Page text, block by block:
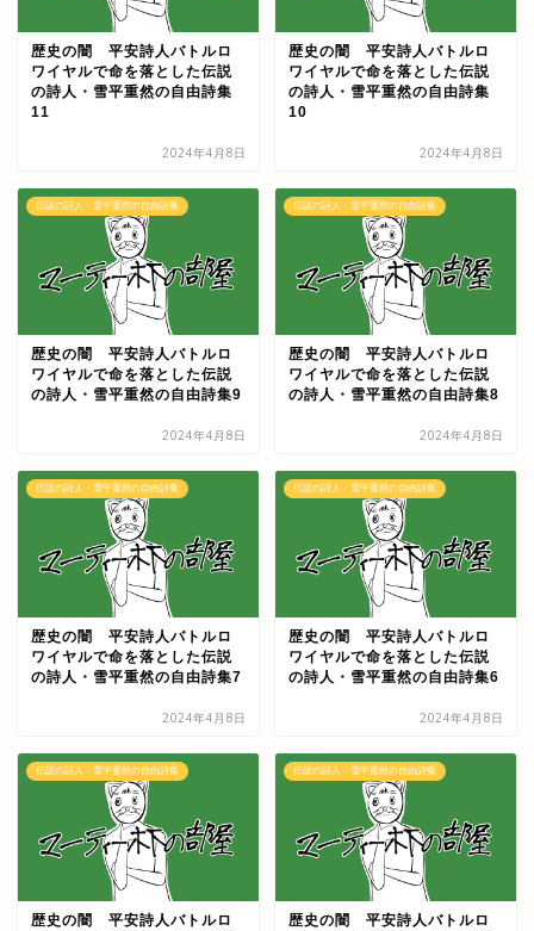
歴史の闇 平安詩人バトルロ
ワイヤルで命を落とした伝説
の詩人・雪平重然の自由詩集
11
2024年4月8日
歴史の闇 平安詩人バトルロ
ワイヤルで命を落とした伝説
の詩人・雪平重然の自由詩集
10
2024年4月8日
伝説の詩人・雪平重然の自由詩集
歴史の闇 平安詩人バトルロ
ワイヤルで命を落とした伝説
の詩人・雪平重然の自由詩集9
2024年4月8日
伝説の詩人・雪平重然の自由詩集
歴史の闇 平安詩人バトルロ
ワイヤルで命を落とした伝説
の詩人・雪平重然の自由詩集8
2024年4月8日
伝説の詩人・雪平重然の自由詩集
歴史の闇 平安詩人バトルロ
ワイヤルで命を落とした伝説
の詩人・雪平重然の自由詩集7
2024年4月8日
伝説の詩人・雪平重然の自由詩集
歴史の闇 平安詩人バトルロ
ワイヤルで命を落とした伝説
の詩人・雪平重然の自由詩集6
2024年4月8日
伝説の詩人・雪平重然の自由詩集
歴史の闇 平安詩人バトルロ
伝説の詩人・雪平重然の自由詩集
歴史の闇 平安詩人バトルロ